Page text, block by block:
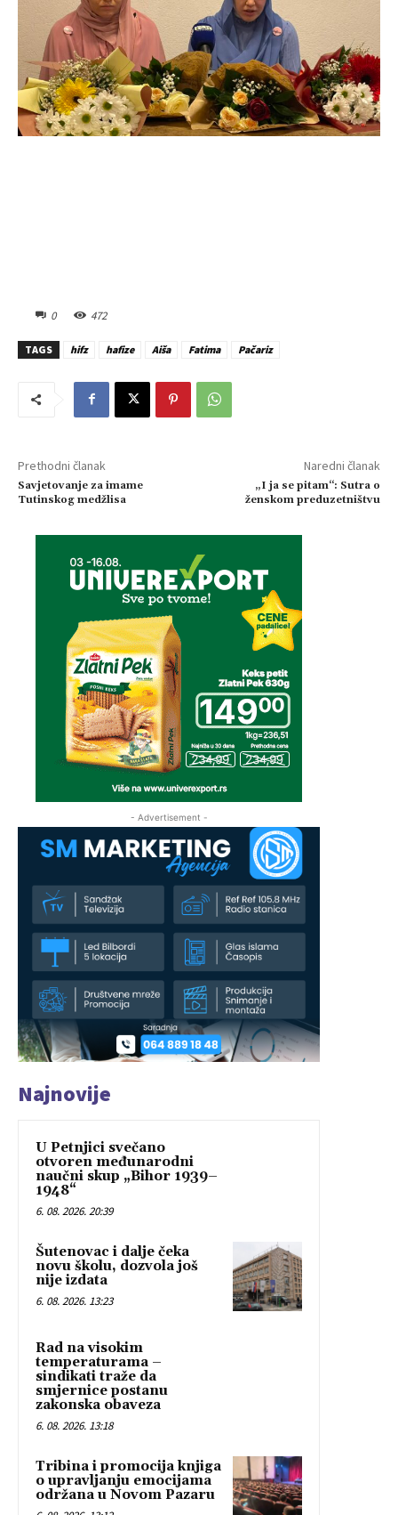
0 472
TAGS hifz hafize Aiša Fatima Pačariz
Prethodni članak
Savjetovanje za imame
Tutinskog medžlisa
Naredni članak
„I ja se pitam“: Sutra o
ženskom preduzetništvu
- Advertisement -
Najnovije
U Petnjici svečano
otvoren međunarodni
naučni skup „Bihor 1939–
1948“
6. 08. 2026. 20:39
Šutenovac i dalje čeka
novu školu, dozvola još
nije izdata
6. 08. 2026. 13:23
Rad na visokim
temperaturama –
sindikati traže da
smjernice postanu
zakonska obaveza
6. 08. 2026. 13:18
Tribina i promocija knjiga
o upravljanju emocijama
održana u Novom Pazaru